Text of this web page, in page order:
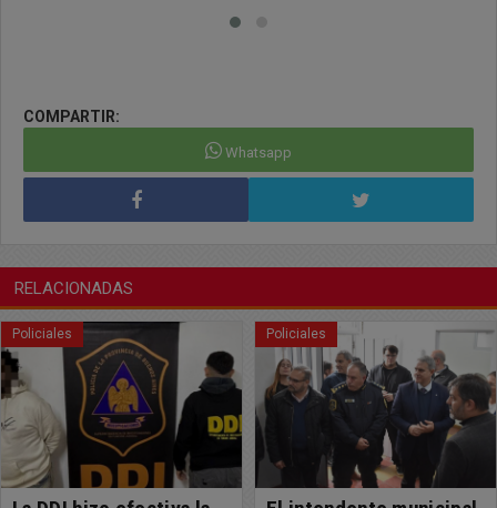
COMPARTIR:
Whatsapp
RELACIONADAS
Policiales Policiales